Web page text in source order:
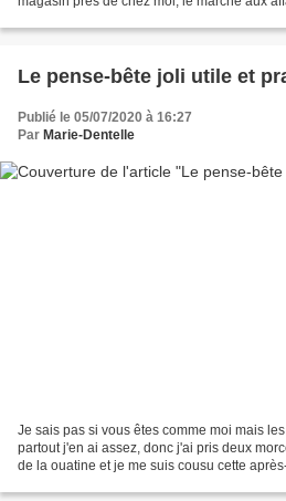
Le pense-bête joli utile et
Publié le 05/07/2020 à 16:27
Par Marie-Dentelle
Je sais pas si vous êtes comme moi mais
partout j'en ai assez, donc j'ai pris deux
de la ouatine et je me suis cousu cette